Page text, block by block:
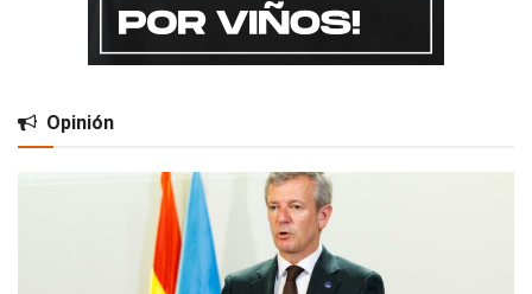
Opinión